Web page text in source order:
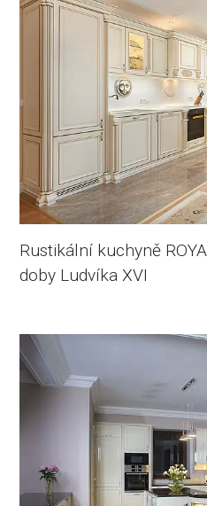
Rustikální kuchyně
doby Ludvíka XVI